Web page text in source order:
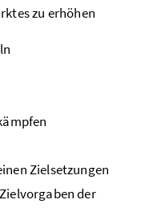
zu erhöhen
Zielsetzungen
der